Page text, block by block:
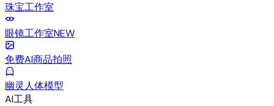
珠宝工作室
眼镜工作室NEW
免费AI商品拍照
幽灵人体模型
AI工具